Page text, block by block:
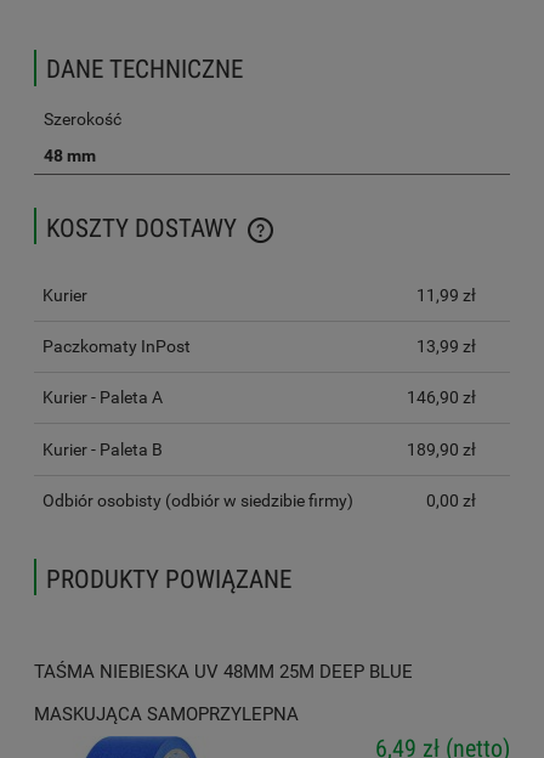
DANE TECHNICZNE
Szerokość
48 mm
KOSZTY DOSTAWY
CENA NIE ZAWIERA EWENTUALNYCH KOSZTÓW PŁATNOŚCI
Kurier 11,99 zł
Paczkomaty InPost 13,99 zł
Kurier - Paleta A 146,90 zł
Kurier - Paleta B 189,90 zł
Odbiór osobisty (odbiór w siedzibie firmy) 0,00 zł
PRODUKTY POWIĄZANE
TAŚMA NIEBIESKA UV 48MM 25M DEEP BLUE
MASKUJĄCA SAMOPRZYLEPNA
6,49 zł (netto)